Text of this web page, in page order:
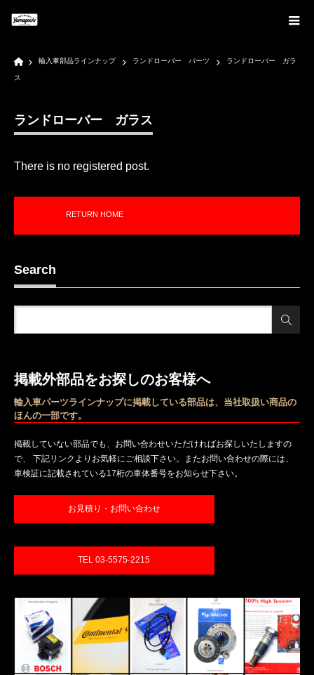
Home
輸入車部品ラインナップ ランドローバー パーツ ランドローバー ガラ
ス
ランドローバー ガラス
There is no registered post.
RETURN HOME
Search
掲載外部品をお探しのお客様へ
輸入車パーツラインナップに掲載している部品は、当社取扱い商品の
ほんの一部です。
掲載していない部品でも、お問い合わせいただければお探しいたしますの
で、 下記リンクよりお気軽にご相談下さい。またお問い合わせの際には、
車検証に記載されている17桁の車体番号をお知らせ下さい。
お見積り・お問い合わせ
TEL 03-5575-2215